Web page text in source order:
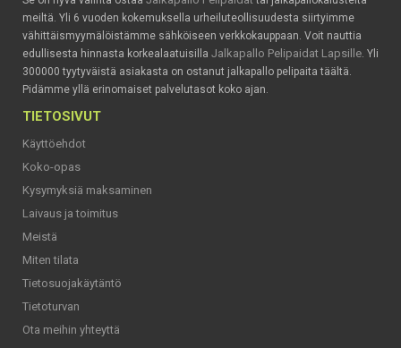
meiltä. Yli 6 vuoden kokemuksella urheiluteollisuudesta siirtyimme
vähittäismyymälöistämme sähköiseen verkkokauppaan. Voit nauttia
edullisesta hinnasta korkealaatuisilla Jalkapallo Pelipaidat Lapsille . Yli
300000 tyytyväistä asiakasta on ostanut jalkapallo pelipaita täältä.
Pidämme yllä erinomaiset palvelutasot koko ajan.
TIETOSIVUT
Käyttöehdot
Koko-opas
Kysymyksiä maksaminen
Laivaus ja toimitus
Meistä
Miten tilata
Tietosuojakäytäntö
Tietoturvan
Ota meihin yhteyttä